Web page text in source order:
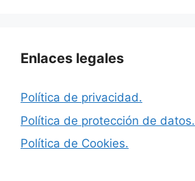
Enlaces legales
Política de privacidad.
Política de protección de datos.
Política de Cookies.